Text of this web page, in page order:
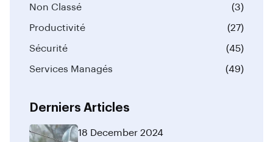
Non Classé (3)
Productivité (27)
Sécurité (45)
Services Managés (49)
Derniers Articles
18 December 2024